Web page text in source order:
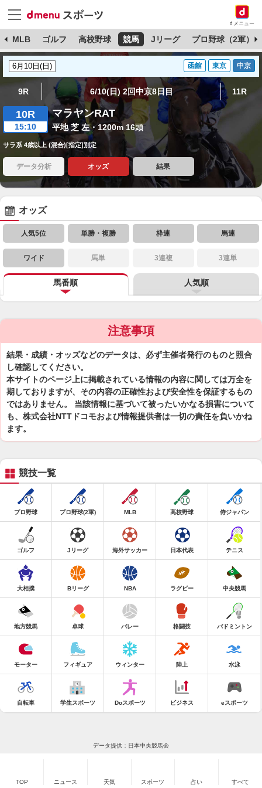
dメニュー
MLB ゴルフ 高校野球 競馬 Jリーグ プロ野球（2軍）
函館 東京 中京
9R 6/10(日) 2回中京8日目 11R
10R
15:10
マラヤンRAT
平地 芝 左・1200m 16頭
サラ系 4歳以上 (混合)[指定]別定
データ分析 オッズ 結果
オッズ
人気5位 単勝・複勝 枠連 馬連
ワイド 馬単 3連複 3連単
馬番順 人気順
注意事項
結果・成績・オッズなどのデータは、必ず主催者発行のものと照合
し確認してください。
本サイトのページ上に掲載されている情報の内容に関しては万全を
期しておりますが、その内容の正確性および安全性を保証するもの
ではありません。 当該情報に基づいて被ったいかなる損害について
も、株式会社NTTドコモおよび情報提供者は一切の責任を負いかね
ます。
競技一覧
プロ野球 プロ野球(2軍) MLB 高校野球 侍ジャパン
ゴルフ Jリーグ 海外サッカー 日本代表 テニス
大相撲 Bリーグ NBA ラグビー 中央競馬
地方競馬 卓球 バレー 格闘技 バドミントン
モーター フィギュア ウィンター 陸上 水泳
自転車 学生スポーツ Doスポーツ ビジネス eスポーツ
データ提供：日本中央競馬会
TOP ニュース 天気 スポーツ 占い すべて